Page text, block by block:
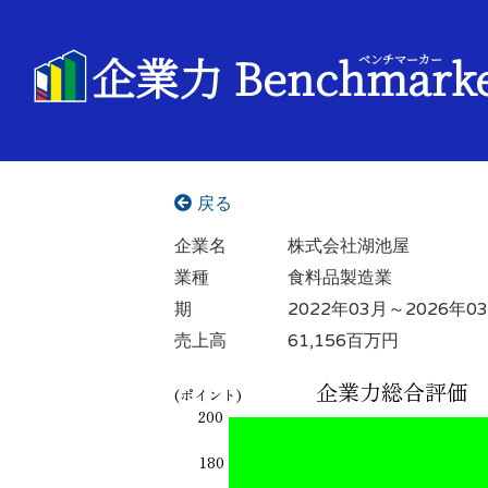
ベンチマーカー
企業力
戻る
企業名
株式会社湖池屋
業種
食料品製造業
期
2022年03月～2026年03
売上高
61,156百万円